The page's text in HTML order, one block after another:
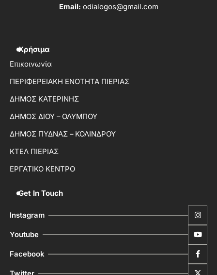
Email: odialogos@gmail.com
Χρήσιμα
Επικοινωνία
ΠΕΡΙΦΕΡΕΙΑΚΗ ΕΝΟΤΗΤΑ ΠΙΕΡΙΑΣ
ΔΗΜΟΣ ΚΑΤΕΡΙΝΗΣ
ΔΗΜΟΣ ΔΙΟΥ – ΟΛΥΜΠΟΥ
ΔΗΜΟΣ ΠΥΔΝΑΣ – ΚΟΛΙΝΔΡΟΥ
ΚΤΕΛ ΠΙΕΡΙΑΣ
ΕΡΓΑΤΙΚΟ ΚΕΝΤΡΟ
Get In Touch
Instagram
Youtube
Facebook